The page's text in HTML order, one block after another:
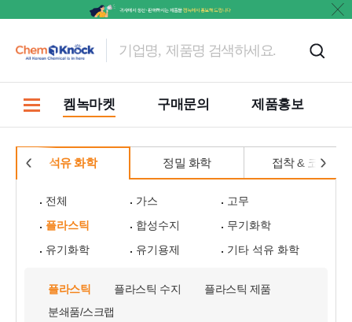
켐녹마켓 구매문의 제품홍보
석유 화학 정밀 화학 접착 & 코팅
전체 가스
고무
플라스틱
합성수지
무기화학
유기화학
유기용제 기타 석유 화학
플라스틱 플라스틱 수지
플라스틱 제품
분쇄품/스크랩